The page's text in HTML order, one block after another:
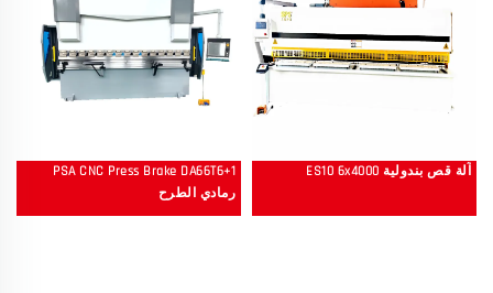
آلة قص بندولية ES10 6x4000
PSA CNC Press Brake DA66T6+1
رمادي الطرح